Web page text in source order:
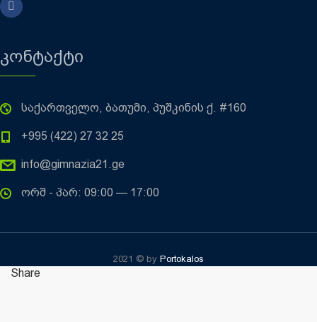
კონტაქტი
საქართველო, ბათუმი, პუშკინის ქ. #160
+995 (422) 27 32 25
info@gimnazia21.ge
ორშ - პარ: 09:00 — 17:00
2021 © by Portokalos
Share